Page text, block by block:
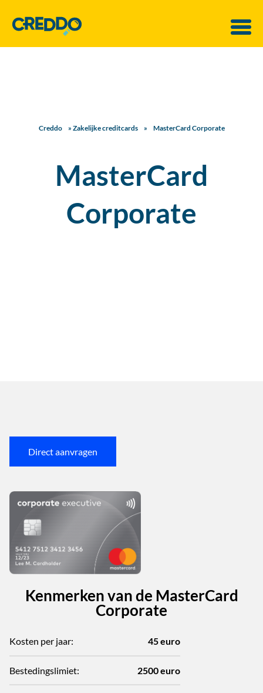
Creddo » Zakelijke creditcards » MasterCard Corporate
MasterCard
Corporate
Direct aanvragen
Kenmerken van de MasterCard
Corporate
Kosten per jaar: 45 euro
Bestedingslimiet: 2500 euro